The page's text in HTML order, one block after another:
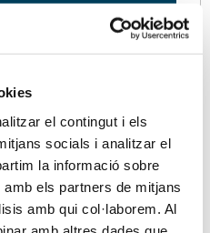
el contingut i els
socials i analitzar el
la informació sobre
els partners de mitjans
amb qui col·laborem. Al
Cap del Servei de
a Lleida.